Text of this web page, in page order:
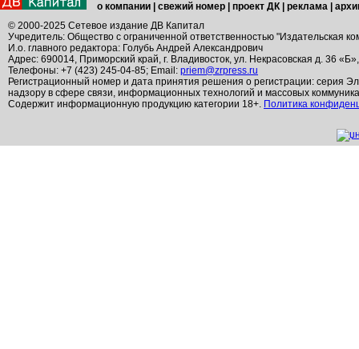
о компании свежий номер проект ДК реклама
© 2000-2025 Сетевое издание ДВ Капитал
Учредитель: Общество с ограниченной ответственностью "Издательская
И.о. главного редактора: Голубь Андрей Александрович
Адрес: 690014, Приморский край, г. Владивосток, ул. Некрасовская д. 36
Телефоны: +7 (423) 245-04-85; Email: priem@zrpress.ru
Регистрационный номер и дата принятия решения о регистрации: серия
надзору в сфере связи, информационных технологий и массовых
Содержит информационную продукцию категории 18+. Политика